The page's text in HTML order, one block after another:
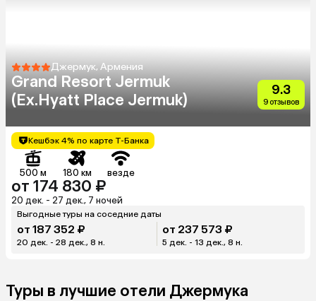
Джермук, Армения
Grand Resort Jermuk
(Ex.Hyatt Place Jermuk)
9.3
9 отзывов
Кешбэк 4% по карте Т-Банка
500 м 180 км везде
от 174 830 ₽
20 дек. - 27 дек., 7 ночей
Выгодные туры на соседние даты
от 187 352 ₽
20 дек. - 28 дек., 8 н.
от 237 573 ₽
5 дек. - 13 дек., 8 н.
Туры в лучшие отели Джермука